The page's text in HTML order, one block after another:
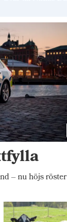
– nu höjs